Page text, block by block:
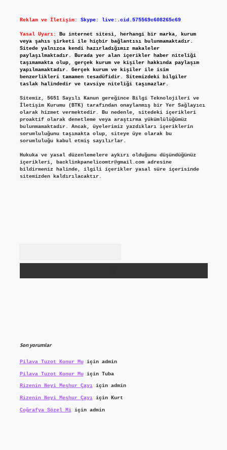
Reklam ve İletişim: Skype: live:.cid.575569c608265c69
Yasal Uyarı:
Bu internet sitesi, herhangi bir marka, kurum
veya şahıs şirketi ile hiçbir bağlantısı bulunmamaktadır.
Sitede yalnızca kendi hazırladığımız makaleler
paylaşılmaktadır. Burada yer alan içerikler haber niteliği
taşımamakta olup, gerçek kurum ve kişiler hakkında paylaşım
yapılmamaktadır. Gerçek kurum ve kişiler ile isim
benzerlikleri tamamen tesadüfidir. Sitemizdeki bilgiler
taslak halindedir ve tavsiye niteliği taşımazlar.
Sitemiz, 5651 Sayılı Kanun gereğince Bilgi Teknolojileri ve
İletişim Kurumu (BTK) tarafından onaylanmış bir Yer Sağlayıcı
olarak hizmet vermektedir. Bu nedenle, sitedeki içerikleri
proaktif olarak denetleme veya araştırma yükümlülüğümüz
bulunmamaktadır. Ancak, üyelerimiz yazdıkları içeriklerin
sorumluluğunu taşımakta olup, siteye üye olarak bu
sorumluluğu kabul etmiş sayılırlar.
Hukuka ve yasal düzenlemelere aykırı olduğunu düşündüğünüz
içerikleri, backlinkpanelicomtr@gmail.comadresine
bildirmeniz halinde, ilgili içerikler yasal süre içerisinde
sitemizden kaldırılacaktır.
Son yorumlar
Pilava Tuzot Konur Muiçin admin
Pilava Tuzot Konur Muiçin Tuba
Rizenin Neyi Meşhur Çayıiçin admin
Rizenin Neyi Meşhur Çayıiçin Kurt
Coğrafya Sözel Miiçin admin